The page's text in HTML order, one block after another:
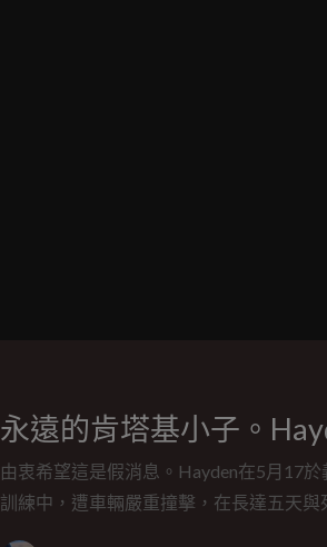
永遠的肯塔基小子。
由衷希望這是假消息。Hayden在5月17
訓練中，遭車輛嚴重撞擊，在長達五天